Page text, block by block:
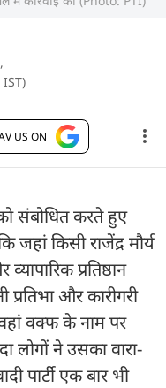
US ON
संबोधित करते हुए
जहां किसी राजेंद्र मौर्य
प्रतिष्ठान
और कारीगरी
वक्फ के नाम पर
लोगों ने उसका वारा-
पार्टी एक बार भी